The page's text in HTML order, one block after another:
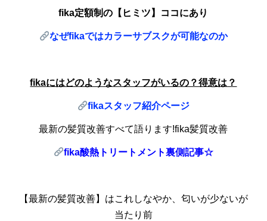
fika定額制の【ヒミツ】ココにあり
なぜfikaではカラーサブスクが可能なのか
fikaにはどのようなスタッフがいるの？得意は？
fikaスタッフ紹介ページ
最新の髪質改善すべて語ります!fika髪質改善
fika酸熱トリートメント裏側記事☆
【最新の髪質改善】はこれしなやか、匂いが少ないが
当たり前